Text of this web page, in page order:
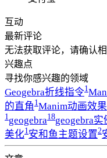
互动
最新评论
无法获取评论，请确认
兴趣点
寻找你感兴趣的领域
Geogebra折线指令1
的直角 1Manim动画效果
1geogebra18geogebra实
美化1安和鱼主题设置2